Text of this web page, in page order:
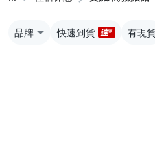
品牌 快速到貨 有現